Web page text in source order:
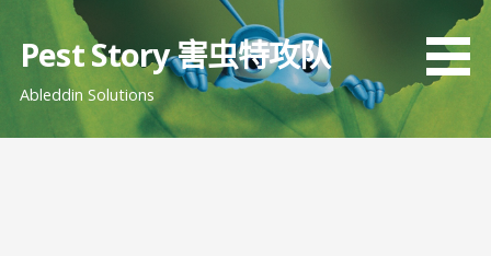
Pest Story 害虫特攻队
Ableddin Solutions